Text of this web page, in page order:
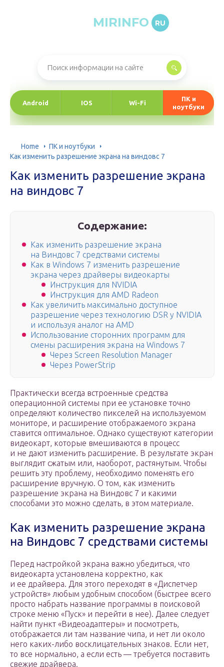
MIRINFO RU
Android IOS Wi-Fi
ПК и
ноутбуки
Home
ПК и ноутбуки
Как изменить разрешение экрана на виндовс 7
Как изменить разрешение экрана
на виндовс 7
Содержание:
Как изменить разрешение экрана
на Виндовс 7 средствами системы
Как в Windows 7 изменить разрешение
экрана через драйверы видеокарты
Инструкция для NVIDIA
Инструкция для AMD Radeon
Как увеличить максимально доступное
разрешение через технологию DSR у NVIDIA
и используя аналог на AMD
Использование сторонних программ для
смены расширения экрана на Windows 7
Через Screen Resolution Manager
Через PowerStrip
Практически всегда встроенные средства
операционной системы при ее установке точно
определяют количество пикселей на используемом
мониторе, и расширение отображаемого экрана
ставится оптимальное. Однако существуют категории
видеокарт, которые вмешиваются в процесс
и не дают изменить расширение. В результате экран
выглядит сжатым или, наоборот, растянутым. Чтобы
решить эту проблему, необходимо поменять его
расширение вручную. О том, как изменить
разрешение экрана на Виндовс 7 и какими
способами это можно сделать, в этом материале.
Как изменить разрешение экрана
на Виндовс 7 средствами системы
Перед настройкой экрана важно убедиться, что
видеокарта установлена корректно, как
и ее драйвера. Для этого переходят в «Диспетчер
устройств» любым удобным способом (быстрее всего
просто набрать название программы в поисковой
строке меню «Пуск» и перейти в нее). Далее следует
найти пункт «Видеоадаптеры» и посмотреть,
отображается ли там название чипа, и нет ли около
него каких-либо восклицательных знаков. Если нет,
то все нормально, а если есть — требуется поставить
свежие драйвера.